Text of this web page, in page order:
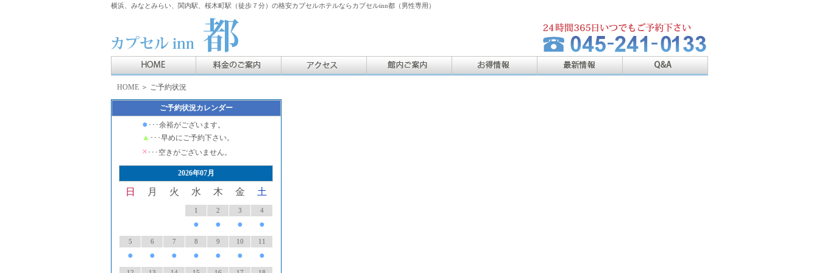
横浜、みなとみらい、関内駅、桜木町駅（徒歩７分）の格安カプセルホテルならカプセルinn都（男性専用）
HOME ＞ ご予約状況
ご予約状況カレンダー
● ･･･余裕がございます。
▲ ･･･早めにご予約下さい。
× ･･･空きがございません。
2026年07月
日 月 火 水 木 金 土
1
●
2
●
3
●
4
●
5
●
6
●
7
●
8
●
9
●
10
●
11
●